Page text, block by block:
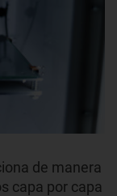
de manera
capa por capa